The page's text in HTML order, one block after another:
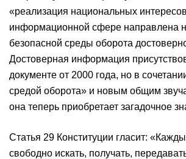
«реализация национальных
информационной сфере направлена
безопасной среды оборота
Достоверная информация
документе от 2000 года, но в
средой оборота» и новым общим
она теперь приобретает загадочное
Статья 29 Конституции гласит:
свободно искать, получать,